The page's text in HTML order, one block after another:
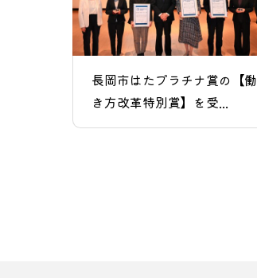
長岡市はたプラチナ賞の【働
き方改革特別賞】を受...